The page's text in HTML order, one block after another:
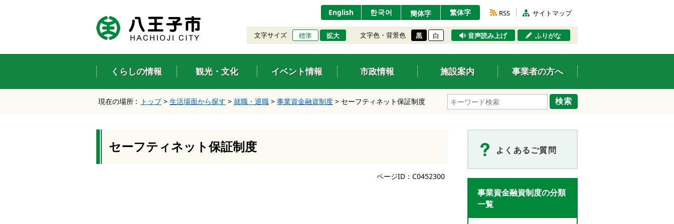
ン
タ
ー
キ
ナ
ビ
シ
を
English 한국어 簡体字 繁体字 RSS サイトマップ
文字サイズ 標準 拡大 文字色・背景色 黒 白 音声読み上げ ふりがな
くらしの情報 観光・文化 イベント情報 市政情報 施設案内 事業者の方へ
検索
現在の場所 : トップ> 生活場面から探す > 就職・退職 > 事業資金融資制度 > セーフティネット保証制度
セーフティネット保証制度
ページID：C0452300
よくあるご質問
事業資金融資制度の分類
一覧